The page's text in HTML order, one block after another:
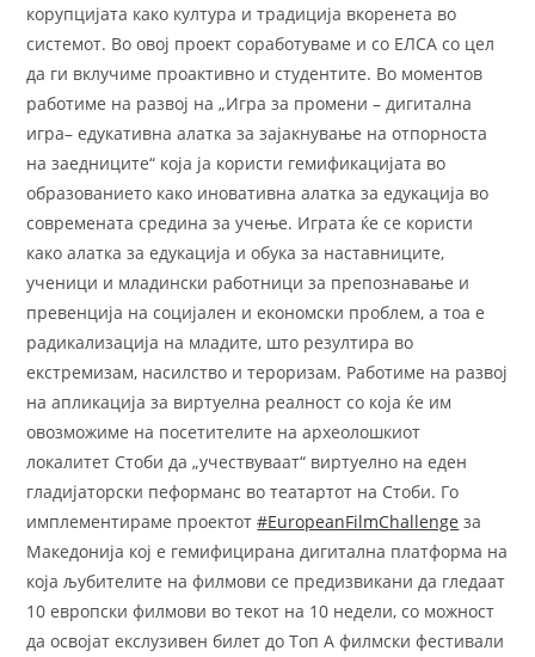
корупцијата како култура и традиција вкоренета во
системот. Во овој проект соработуваме и со ЕЛСА со цел
да ги вклучиме проактивно и студентите. Во моментов
работиме на развој на „Игра за промени – дигитална
игра– едукативна алатка за зајакнување на отпорноста
на заедниците“ која ја користи гемификацијата во
образованието како иновативна алатка за едукација во
современата средина за учење. Играта ќе се користи
како алатка за едукација и обука за наставниците,
ученици и младински работници за препознавање и
превенција на социјален и економски проблем, а тоа е
радикализација на младите, што резултира во
екстремизам, насилство и тероризам. Работиме на развој
на апликација за виртуелна реалност со која ќе им
овозможиме на посетителите на археолошкиот
локалитет Стоби да „учествуваат“ виртуелно на еден
гладијаторски пеформанс во театартот на Стоби. Го
имплементираме проектот#EuropeanFilmChallenge за
Македонија кој е гемифицирана дигитална платформа на
која љубителите на филмови се предизвикани да гледаат
10 европски филмови во текот на 10 недели, со можност
да освојат екслузивен билет до Топ А филмски фестивали